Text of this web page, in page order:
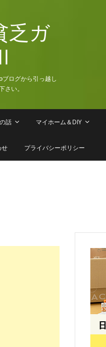
ガ
ログから引っ越し
さい。
話 マイホーム＆DIY
せ プライバシーポリシー